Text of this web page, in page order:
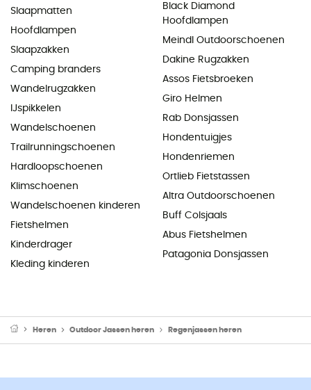
Slaapmatten
Hoofdlampen
Slaapzakken
Camping branders
Wandelrugzakken
IJspikkelen
Wandelschoenen
Trailrunningschoenen
Hardloopschoenen
Klimschoenen
Wandelschoenen kinderen
Fietshelmen
Kinderdrager
Kleding kinderen
Black Diamond
Hoofdlampen
Meindl Outdoorschoenen
Dakine Rugzakken
Assos Fietsbroeken
Giro Helmen
Rab Donsjassen
Hondentuigjes
Hondenriemen
Ortlieb Fietstassen
Altra Outdoorschoenen
Buff Colsjaals
Abus Fietshelmen
Patagonia Donsjassen
Heren Outdoor Jassen heren Regenjassen heren